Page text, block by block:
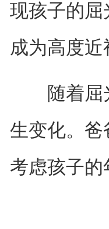
现孩子的屈
成为高度
随着屈光
生变化。爸
考虑孩子